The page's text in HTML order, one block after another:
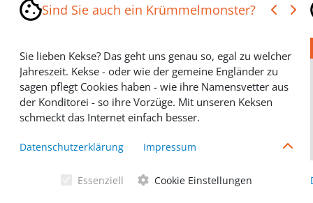
Referenzen
Medienspiegel & Presseinformationen
*** Vertrag widerrufen ***
Sind Sie auch ein Krümmelmonster?
Sie lieben Kekse? Das geht uns genau so, egal zu welcher
Jahreszeit. Kekse - oder wie der gemeine Engländer zu
sagen pflegt Cookies haben - wie ihre Namensvetter aus
der Konditorei - so ihre Vorzüge. Mit unseren Keksen
schmeckt das Internet einfach besser.
Cookies helfen Ihnen, Ihre gewünschten Artikel schneller
Werbung sparen und selbstverständlich anonyme
Statistiken erstellen (#Ehrensache). Deshalb schmecken
Datenschutzerklärung Impressum
Essenziell Cookie Einstellungen